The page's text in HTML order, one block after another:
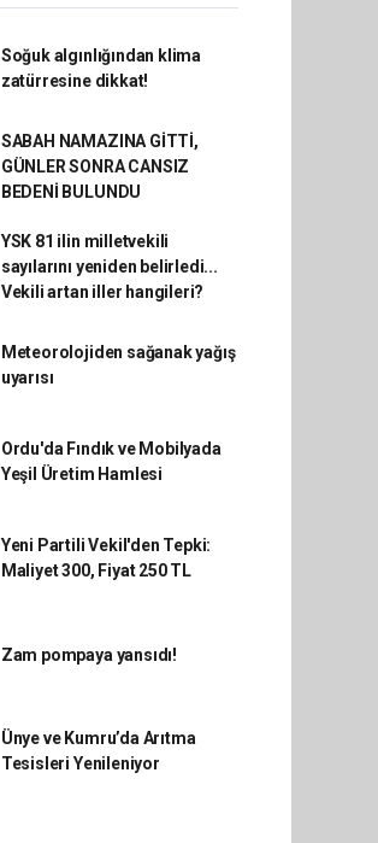
Soğuk algınlığından klima
zatürresine dikkat!
SABAH NAMAZINA GİTTİ,
GÜNLER SONRA CANSIZ
BEDENİ BULUNDU
YSK 81 ilin milletvekili
sayılarını yeniden belirledi...
Vekili artan iller hangileri?
Meteorolojiden sağanak yağış
uyarısı
Ordu'da Fındık ve Mobilyada
Yeşil Üretim Hamlesi
Yeni Partili Vekil'den Tepki:
Maliyet 300, Fiyat 250 TL
Zam pompaya yansıdı!
Ünye ve Kumru’da Arıtma
Tesisleri Yenileniyor